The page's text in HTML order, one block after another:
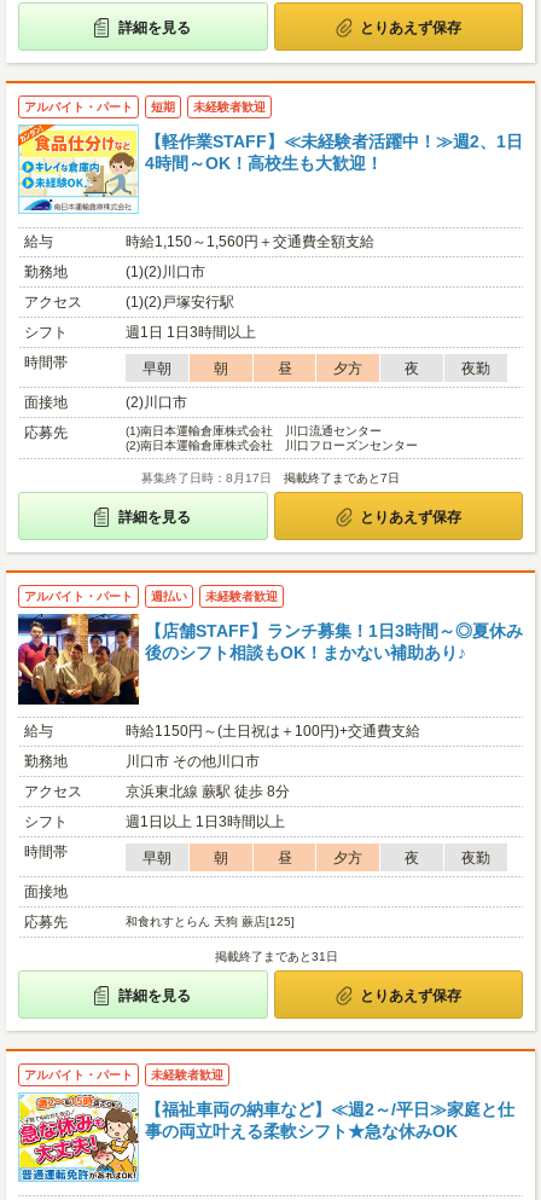
詳細を見る とりあえず保存
アルバイト・パート 短期 未経験者歓迎
【軽作業STAFF】≪未経験者活躍中！≫週2、1日
4時間～OK！高校生も大歓迎！
給与
時給1,150～1,560円＋交通費全額支給
勤務地
(1)(2)川口市
アクセス
(1)(2)戸塚安行駅
シフト
週1日 1日3時間以上
時間帯
早朝 朝 昼 夕方 夜
夜勤
面接地
(2)川口市
応募先
(1)南日本運輸倉庫株式会社 川口流通センター
(2)南日本運輸倉庫株式会社 川口フローズンセンター
募集終了日時：8月17日 掲載終了まであと7日
詳細を見る とりあえず保存
アルバイト・パート 週払い 未経験者歓迎
【店舗STAFF】ランチ募集！1日3時間～◎夏休み
後のシフト相談もOK！まかない補助あり♪
給与
時給1150円～(土日祝は＋100円)+交通費支給
勤務地
川口市 その他川口市
アクセス
京浜東北線 蕨駅 徒歩 8分
シフト
週1日以上 1日3時間以上
時間帯
早朝 朝 昼 夕方 夜
夜勤
面接地
応募先
和食れすとらん 天狗 蕨店[125]
掲載終了まであと31日
詳細を見る とりあえず保存
アルバイト・パート 未経験者歓迎
【福祉車両の納車など】≪週2～/平日≫家庭と仕
事の両立叶える柔軟シフト★急な休みOK